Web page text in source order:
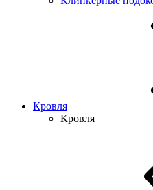
Кровля
Кровля